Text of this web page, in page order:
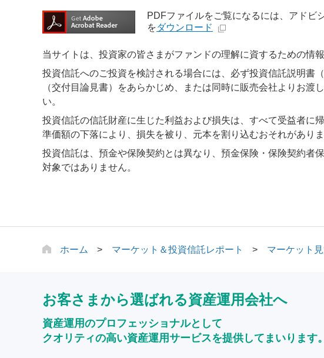
PDFファイルをご覧になるには、アドビ
をダウンロード
当サイトは、投資家の皆さまがファンドの理解に資するための情
投資信託へのご投資を検討される場合には、必ず投資信託説明書
（交付目論見書）をあらかじめ、または同時に販売会社よりお
い。
投資信託の信託財産に生じた利益および損失は、すべて受益者に
準価額の下落により、損失を被り、元本を割り込むおそれがありま
投資信託は、預金や保険契約とは異なり、預金保険・保険契約者
対象ではありません。
ホーム マーケット＆投資信託レポート マーケット見
お客さまから選ばれる資産運用会社へ
資産運用のプロフェッショナルとして
クオリティの高い資産運用サービスを提供してまいります。